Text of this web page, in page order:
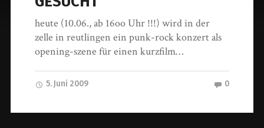
heute (10.06., ab 16oo Uhr !!!) wird in der
zelle in reutlingen ein punk-rock konzert als
opening-szene für einen kurzfilm…
5. Juni 2009 0